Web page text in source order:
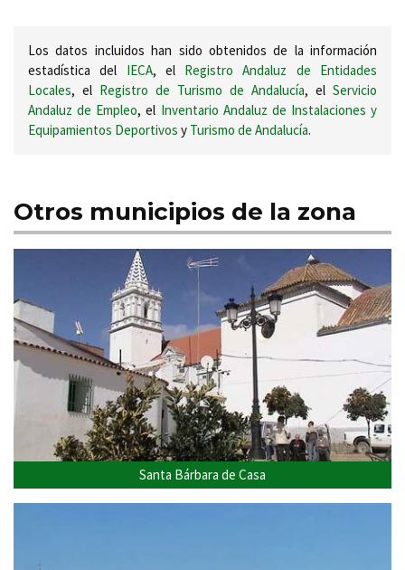
Los datos incluidos han sido obtenidos de la información
estadística del IECA, el Registro Andaluz de Entidades
Locales, el Registro de Turismo de Andalucía, el Servicio
Andaluz de Empleo, el Inventario Andaluz de Instalaciones y
Equipamientos Deportivos y Turismo de Andalucía.
Otros municipios de la zona
Santa Bárbara de Casa